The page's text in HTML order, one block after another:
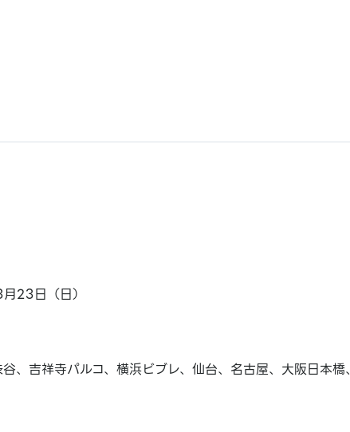
23日（日）
、吉祥寺パルコ、横浜ビブレ、仙台、名古屋、大阪日本橋、